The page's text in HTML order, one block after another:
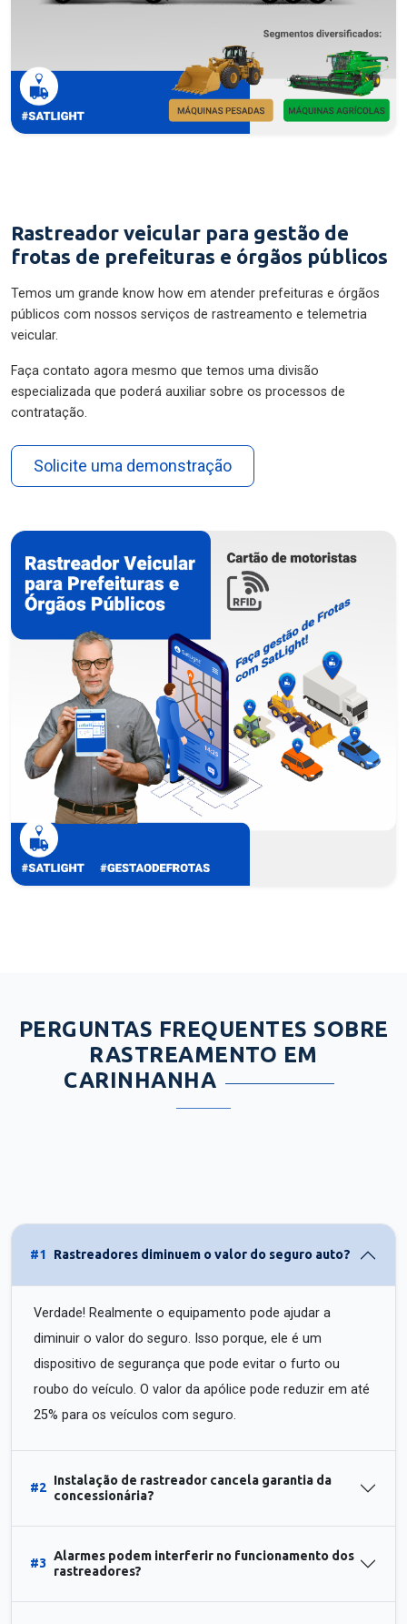
Rastreador veicular para gestão de
frotas de prefeituras e órgãos públicos
Temos um grande know how em atender prefeituras e órgãos
públicos com nossos serviços de rastreamento e telemetria
veicular.
Faça contato agora mesmo que temos uma divisão
especializada que poderá auxiliar sobre os processos de
contratação.
Solicite uma demonstração
PERGUNTAS FREQUENTES SOBRE
RASTREAMENTO EM
CARINHANHA
#1 Rastreadores diminuem o valor do seguro auto?
Verdade! Realmente o equipamento pode ajudar a
diminuir o valor do seguro. Isso porque, ele é um
dispositivo de segurança que pode evitar o furto ou
roubo do veículo. O valor da apólice pode reduzir em até
25% para os veículos com seguro.
#2
Instalação de rastreador cancela garantia da
concessionária?
#3
Alarmes podem interferir no funcionamento dos
rastreadores?